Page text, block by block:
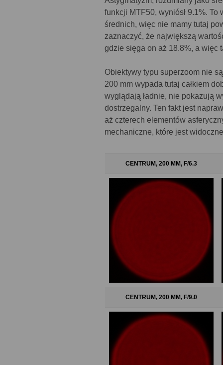
funkcji MTF50, wyniósł 9.1%.
średnich, więc nie mamy tutaj
zaznaczyć, że największą
gdzie sięga on aż 18.8%, a więc
Obiektywy typu superzoom nie
200 mm wypada tutaj całkiem
wyglądają ładnie, nie pokazują
dostrzegalny. Ten fakt jest
aż czterech elementów
mechaniczne, które jest
CENTRUM, 200 MM, F/6.3
CENTRUM, 200 MM, F/9.0